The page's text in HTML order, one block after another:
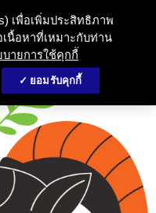
เพื่อเพิ่มประสิทธิภาพ
เนื้อหาที่เหมาะกับท่าน
บายการใช้คุกกี้
ยอมรับคุกกี้